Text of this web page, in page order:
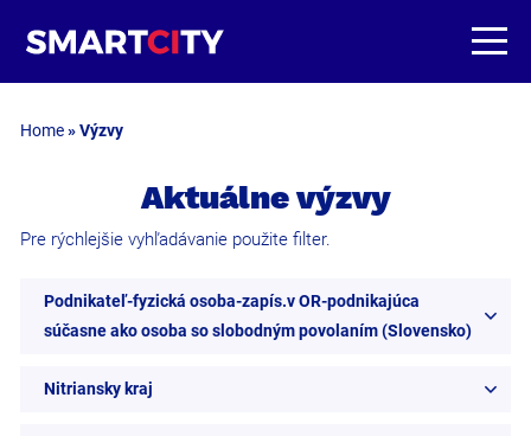
Home»Výzvy
Aktuálne výzvy
Pre rýchlejšie vyhľadávanie použite filter.
Podnikateľ-fyzická osoba-zapís.v OR-podnikajúca
súčasne ako osoba so slobodným povolaním (Slovensko)
Nitriansky kraj